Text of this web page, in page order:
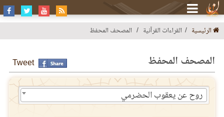
الرئيسية القراءات القرآنية المصحف المحفظ
المصحف المحفظ Tweet
روح عن يعقوب الحضرمي